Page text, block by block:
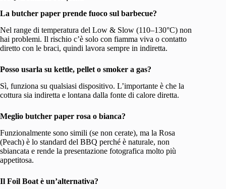
La butcher paper prende fuoco sul barbecue?
Nel range di temperatura del Low & Slow (110–130°C) non
hai problemi. Il rischio c’è solo con fiamma viva o contatto
diretto con le braci, quindi lavora sempre in indiretta.
Posso usarla su kettle, pellet o smoker a gas?
Sì, funziona su qualsiasi dispositivo. L’importante è che la
cottura sia indiretta e lontana dalla fonte di calore diretta.
Meglio butcher paper rosa o bianca?
Funzionalmente sono simili (se non cerate), ma la Rosa
(Peach) è lo standard del BBQ perché è naturale, non
sbiancata e rende la presentazione fotografica molto più
appetitosa.
Il Foil Boat è un’alternativa?